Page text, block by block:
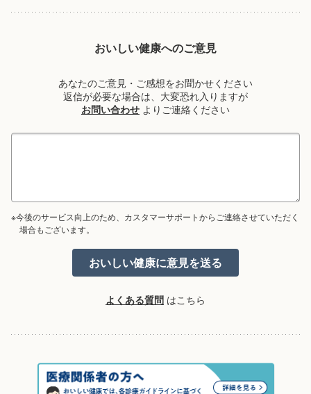
おいしい健康へのご意見
あなたのご意見・ご感想をお聞かせください
返信が必要な場合は、大変恐れ入りますが
お問い合わせ よりご連絡ください
※今後のサービス向上のため、カスタマーサポートからご連絡させていただく
場合もございます。
よくある質問 はこちら